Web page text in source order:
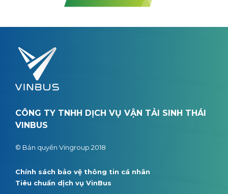
CÔNG TY TNHH DỊCH VỤ VẬN TẢI SINH THÁI
VINBUS
© Bản quyền Vingroup 2018
Chính sách bảo vệ thông tin cá nhân
Tiêu chuẩn dịch vụ VinBus